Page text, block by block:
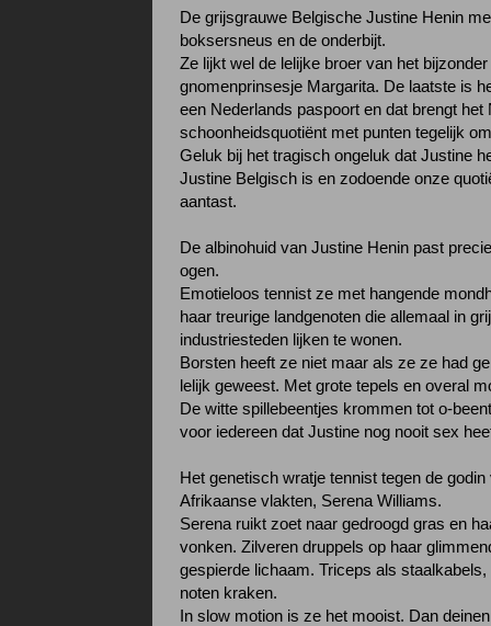
De grijsgrauwe Belgische Justine Henin
boksersneus en de onderbijt.
Ze lijkt wel de lelijke broer van het bijzonder
gnomenprinsesje Margarita. De laatste is
een Nederlands paspoort en dat brengt het
schoonheidsquotiënt met punten tegelijk
Geluk bij het tragisch ongeluk dat Justine
Justine Belgisch is en zodoende onze
aantast.
De albinohuid van Justine Henin past
ogen.
Emotieloos tennist ze met hangende
haar treurige landgenoten die allemaal in
industriesteden lijken te wonen.
Borsten heeft ze niet maar als ze ze had
lelijk geweest. Met grote tepels en overal
De witte spillebeentjes krommen tot o-
voor iedereen dat Justine nog nooit sex
Het genetisch wratje tennist tegen de godin
Afrikaanse vlakten, Serena Williams.
Serena ruikt zoet naar gedroogd gras en
vonken. Zilveren druppels op haar
gespierde lichaam. Triceps als
noten kraken.
In slow motion is ze het mooist. Dan